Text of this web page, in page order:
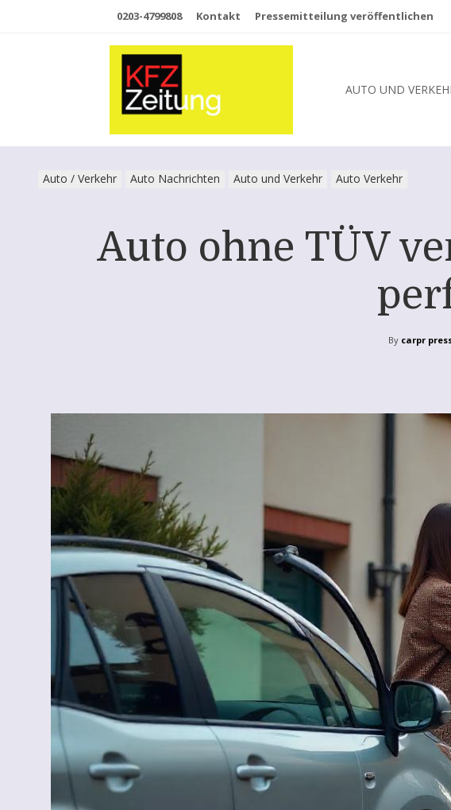
0203-4799808 Kontakt Pressemitteilung veröffentlichen
AUTO UND
Auto / Verkehr Auto Nachrichten Auto und Verkehr Auto Verkehr
Auto ohne TÜV
By carpr